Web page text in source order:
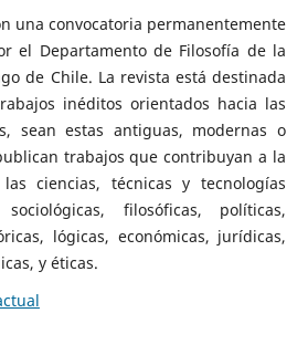
una convocatoria permanentemente
el Departamento de Filosofía de la
de Chile. La revista está destinada
inéditos orientados hacia las
sean estas antiguas, modernas o
trabajos que contribuyan a la
ciencias, técnicas y tecnologías
filosóficas, políticas,
lógicas, económicas, jurídicas,
y éticas.